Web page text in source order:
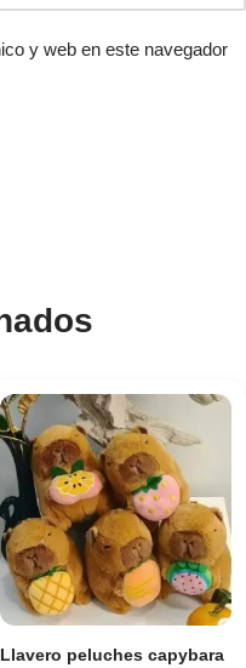
y web en este navegador
Llavero peluches capybara